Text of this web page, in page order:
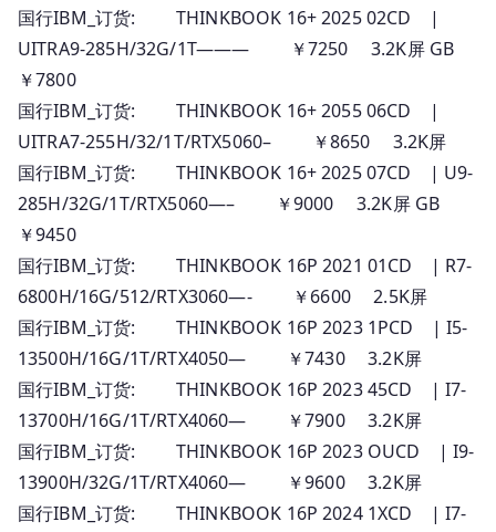
国行IBM_订货: THINKBOOK 16+ 2025 02CD |
UITRA9-285H/32G/1T——— ￥7250 3.2K屏 GB
￥7800
国行IBM_订货: THINKBOOK 16+ 2055 06CD |
UITRA7-255H/32/1T/RTX5060– ￥8650 3.2K屏
国行IBM_订货: THINKBOOK 16+ 2025 07CD | U9-
285H/32G/1T/RTX5060—– ￥9000 3.2K屏 GB
￥9450
国行IBM_订货: THINKBOOK 16P 2021 01CD | R7-
6800H/16G/512/RTX3060—- ￥6600 2.5K屏
国行IBM_订货: THINKBOOK 16P 2023 1PCD | I5-
13500H/16G/1T/RTX4050— ￥7430 3.2K屏
国行IBM_订货: THINKBOOK 16P 2023 45CD | I7-
13700H/16G/1T/RTX4060— ￥7900 3.2K屏
国行IBM_订货: THINKBOOK 16P 2023 OUCD | I9-
13900H/32G/1T/RTX4060— ￥9600 3.2K屏
国行IBM_订货: THINKBOOK 16P 2024 1XCD | I7-